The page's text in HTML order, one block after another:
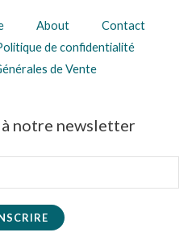
About
Contact
de confidentialité
de Vente
notre newsletter